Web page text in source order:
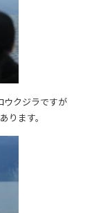
ウクジラですが
ります。